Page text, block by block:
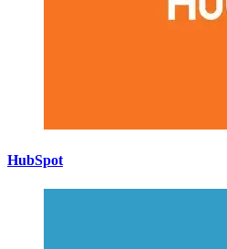
HubSpot